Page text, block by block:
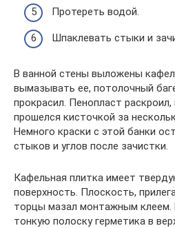
Протереть водой.
Шпаклевать стыки и
В ванной стены выложены
вымазывать ее, потолочный
прокрасил. Пенопласт
прошелся кисточкой за
Немного краски с этой банки
стыков и углов после зачистки.
Кафельная плитка имеет
поверхность. Плоскость,
торцы мазал монтажным
тонкую полоску герметика в